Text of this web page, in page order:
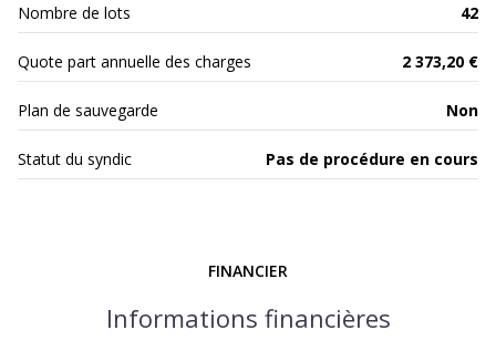
Nombre de lots 42
Quote part annuelle des charges 2 373,20 €
Plan de sauvegarde Non
Statut du syndic Pas de procédure en cours
FINANCIER
Informations financières